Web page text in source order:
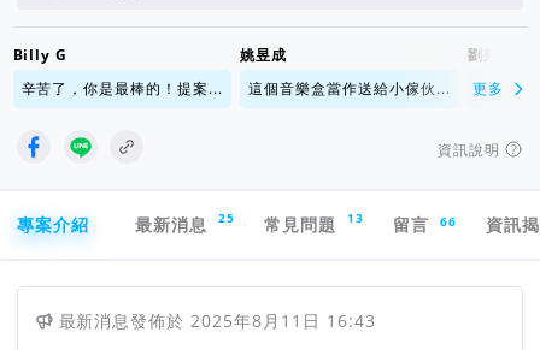
Billy G
辛苦了，你是最棒的！提案...
姚昱成
這個音樂盒當作送給小傢伙...
劉邦羽
提案計
更多
資訊說明
專案介紹
最新消息 25 常見問題 13 留言 66 資訊
最新消息發佈於2025年8月11日 16:43